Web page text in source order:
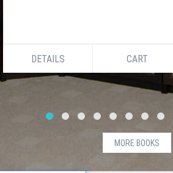
DETAILS CART
MORE BOOKS